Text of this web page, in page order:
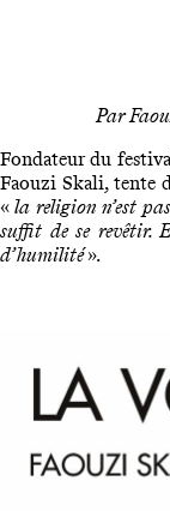
Par
Fondateur du
Faouzi Skali, tente
«la religion n’est
suffit de se revêtir.
d’humilité».